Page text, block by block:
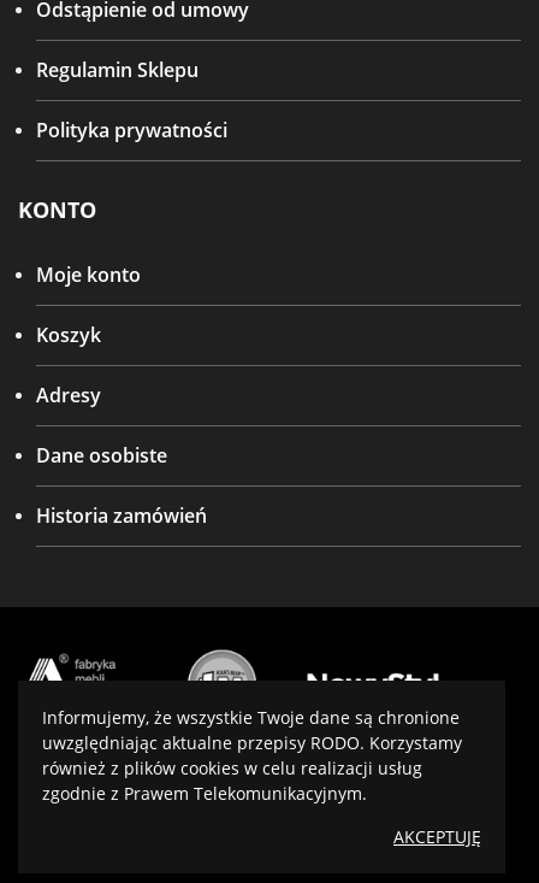
Odstąpienie od umowy
Regulamin Sklepu
Polityka prywatności
KONTO
Moje konto
Koszyk
Adresy
Dane osobiste
Historia zamówień
Projekt i wykonanie:virtualmedia.pl
Informujemy, że wszystkie Twoje dane są chronione
uwzględniając aktualne przepisy RODO. Korzystamy
również z plików cookies w celu realizacji usług
zgodnie z Prawem Telekomunikacyjnym.
AKCEPTUJĘ